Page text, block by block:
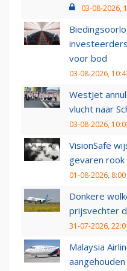
03-08-2026,
voor bod
03-08-2026,
WestJet
vlucht naar
03-08-2026,
VisionSafe
gevaren
01-08-2026, 8:00
Donkere
prijsvechter
31-07-2026,
Malaysia